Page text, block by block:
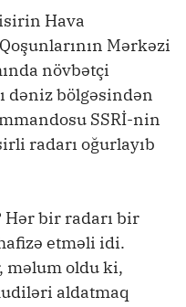
Hava
Mərkəzi
növbətçi
dəniz bölgəsindən
SSRİ-nin
radarı oğurlayıb
Hər bir radarı bir
etməli idi.
məlum oldu ki,
aldatmaq